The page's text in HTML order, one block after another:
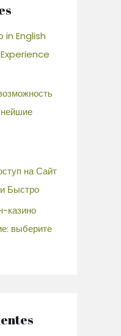
in English
на Сайт
Быстро
казино
выберите